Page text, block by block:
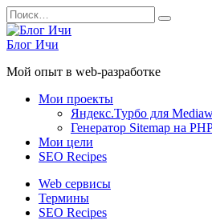
Перейти
к
содержанию
Search
for:
Блог Ичи
Мой опыт в web-разработке
Мои проекты
Яндекс.Турбо для
Генератор Sitemap на
Мои цели
SEO Recipes
Web сервисы
Термины
SEO Recipes